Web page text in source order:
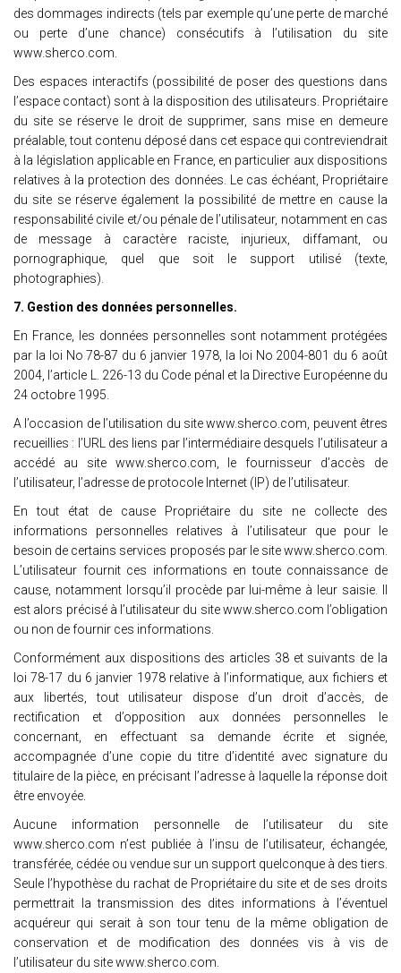
des dommages indirects (tels par exemple qu’une perte de marché
ou perte d’une chance) consécutifs à l’utilisation du site
www.sherco.com.
Des espaces interactifs (possibilité de poser des questions dans
l’espace contact) sont à la disposition des utilisateurs. Propriétaire
du site se réserve le droit de supprimer, sans mise en demeure
préalable, tout contenu déposé dans cet espace qui contreviendrait
à la législation applicable en France, en particulier aux dispositions
relatives à la protection des données. Le cas échéant, Propriétaire
du site se réserve également la possibilité de mettre en cause la
responsabilité civile et/ou pénale de l’utilisateur, notamment en cas
de message à caractère raciste, injurieux, diffamant, ou
pornographique, quel que soit le support utilisé (texte,
photographies).
7. Gestion des données personnelles.
En France, les données personnelles sont notamment protégées
par la loi No 78-87 du 6 janvier 1978, la loi No 2004-801 du 6 août
2004, l’article L. 226-13 du Code pénal et la Directive Européenne du
24 octobre 1995.
A l’occasion de l’utilisation du site www.sherco.com, peuvent êtres
recueillies : l’URL des liens par l’intermédiaire desquels l’utilisateur a
accédé au site www.sherco.com, le fournisseur d’accès de
l’utilisateur, l’adresse de protocole Internet (IP) de l’utilisateur.
En tout état de cause Propriétaire du site ne collecte des
informations personnelles relatives à l’utilisateur que pour le
besoin de certains services proposés par le site www.sherco.com.
L’utilisateur fournit ces informations en toute connaissance de
cause, notamment lorsqu’il procède par lui-même à leur saisie. Il
est alors précisé à l’utilisateur du site www.sherco.com l’obligation
ou non de fournir ces informations.
Conformément aux dispositions des articles 38 et suivants de la
loi 78-17 du 6 janvier 1978 relative à l’informatique, aux fichiers et
aux libertés, tout utilisateur dispose d’un droit d’accès, de
rectification et d’opposition aux données personnelles le
concernant, en effectuant sa demande écrite et signée,
accompagnée d’une copie du titre d’identité avec signature du
titulaire de la pièce, en précisant l’adresse à laquelle la réponse doit
être envoyée.
Aucune information personnelle de l’utilisateur du site
www.sherco.com n’est publiée à l’insu de l’utilisateur, échangée,
transférée, cédée ou vendue sur un support quelconque à des tiers.
Seule l’hypothèse du rachat de Propriétaire du site et de ses droits
permettrait la transmission des dites informations à l’éventuel
acquéreur qui serait à son tour tenu de la même obligation de
conservation et de modification des données vis à vis de
l’utilisateur du site www.sherco.com.